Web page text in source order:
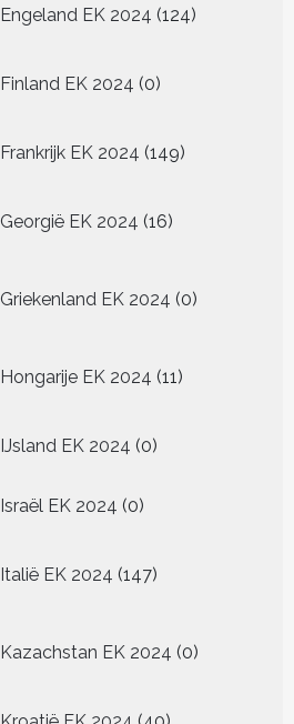
Engeland EK 2024 124124
Finland EK 2024 0
producten
Frankrijk EK 2024 149149
Georgië EK 2024 16
producten
Griekenland EK 2024 0
producten
Hongarije EK 2024 11
producten
IJsland EK 2024 00
Israël EK 2024 00
Italië EK 2024 147
producten
Kazachstan EK 2024 0
producten
40